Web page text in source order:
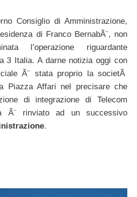
Consiglio di Amministrazione,
di Franco BernabÃ¨, non
l’operazione riguardante
3 Italia. A darne notizia oggi con
Ã¨ stata proprio la societÃ
Piazza Affari nel precisare che
di integrazione di Telecom
Ã¨ rinviato ad un successivo
.